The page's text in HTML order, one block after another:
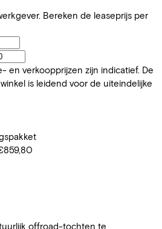
Bereken de leaseprijs per
en verkoopprijzen zijn indicatief. De
is leidend voor de uiteindelijke
offroad-tochten te